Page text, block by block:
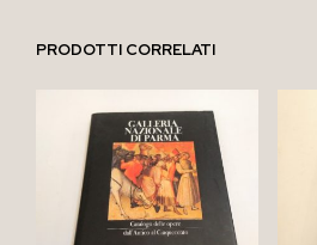
PRODOTTI CORRELATI